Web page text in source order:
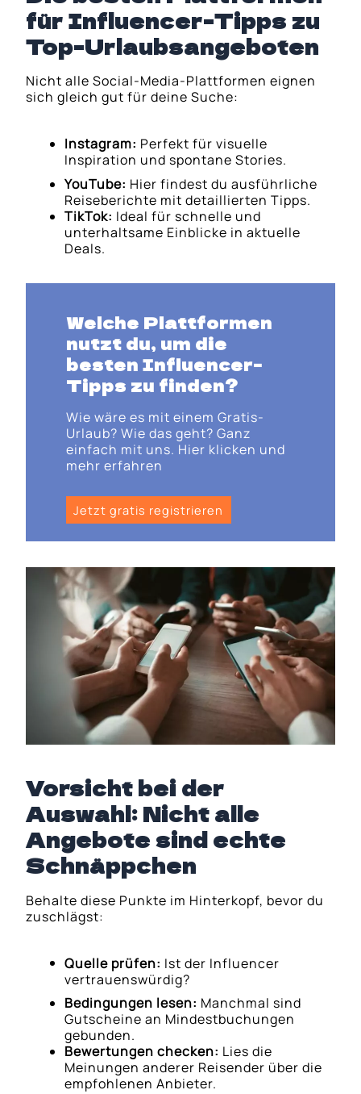
für Influencer-Tipps zu
Top-Urlaubsangeboten
Nicht alle Social-Media-Plattformen eignen
sich gleich gut für deine Suche:
Instagram: Perfekt für visuelle
Inspiration und spontane Stories.
YouTube: Hier findest du ausführliche
Reiseberichte mit detaillierten Tipps.
TikTok: Ideal für schnelle und
unterhaltsame Einblicke in aktuelle
Deals.
Welche Plattformen
nutzt du, um die
besten Influencer-
Tipps zu finden?
Wie wäre es mit einem Gratis-
Urlaub? Wie das geht? Ganz
einfach mit uns. Hier klicken und
mehr erfahren
Jetzt gratis registrieren
Vorsicht bei der
Auswahl: Nicht alle
Angebote sind echte
Schnäppchen
Behalte diese Punkte im Hinterkopf, bevor du
zuschlägst:
Quelle prüfen: Ist der Influencer
vertrauenswürdig?
Bedingungen lesen: Manchmal sind
Gutscheine an Mindestbuchungen
gebunden.
Bewertungen checken: Lies die
Meinungen anderer Reisender über die
empfohlenen Anbieter.